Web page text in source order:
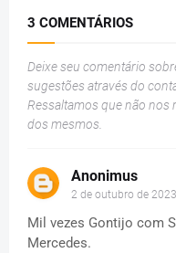
3 COMENTÁRIOS
Deixe seu comentário
sugestões através do
Ressaltamos que não
dos mesmos.
Anonimus
2 de outubro de
Mil vezes Gontijo com
Mercedes.